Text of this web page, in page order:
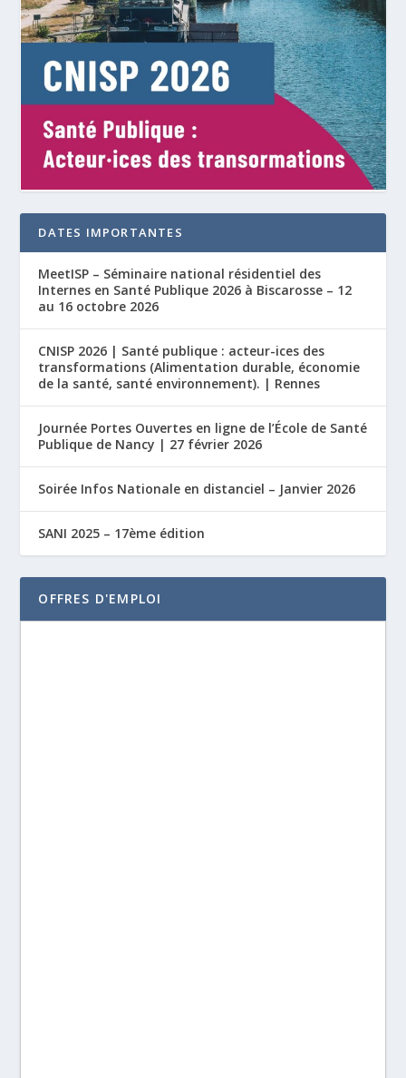
DATES IMPORTANTES
MeetISP – Séminaire national résidentiel des
Internes en Santé Publique 2026 à Biscarosse – 12
au 16 octobre 2026
CNISP 2026 | Santé publique : acteur-ices des
transformations (Alimentation durable, économie
de la santé, santé environnement). | Rennes
Journée Portes Ouvertes en ligne de l’École de Santé
Publique de Nancy | 27 février 2026
Soirée Infos Nationale en distanciel – Janvier 2026
SANI 2025 – 17ème édition
OFFRES D'EMPLOI